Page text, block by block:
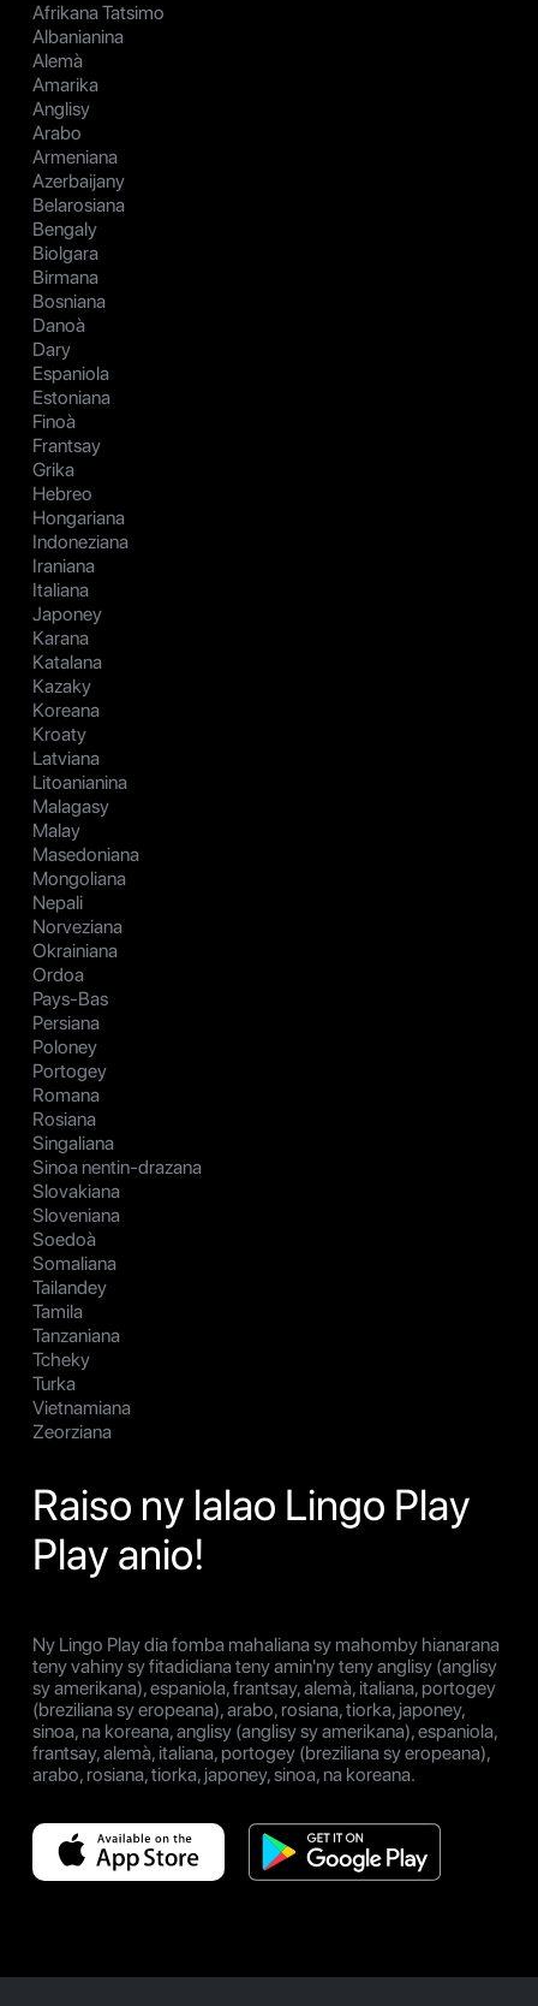
Afrikana Tatsimo
Albanianina
Alemà
Amarika
Anglisy
Arabo
Armeniana
Azerbaijany
Belarosiana
Bengaly
Biolgara
Birmana
Bosniana
Danoà
Dary
Espaniola
Estoniana
Finoà
Frantsay
Grika
Hebreo
Hongariana
Indoneziana
Iraniana
Italiana
Japoney
Karana
Katalana
Kazaky
Koreana
Kroaty
Latviana
Litoanianina
Malagasy
Malay
Masedoniana
Mongoliana
Nepali
Norveziana
Okrainiana
Ordoa
Pays-Bas
Persiana
Poloney
Portogey
Romana
Rosiana
Singaliana
Sinoa nentin-drazana
Slovakiana
Sloveniana
Soedoà
Somaliana
Tailandey
Tamila
Tanzaniana
Tcheky
Turka
Vietnamiana
Zeorziana
Raiso ny lalao Lingo Play
Play anio!
Ny Lingo Play dia fomba mahaliana sy mahomby hianarana
teny vahiny sy fitadidiana teny amin'ny teny anglisy (anglisy
sy amerikana), espaniola, frantsay, alemà, italiana, portogey
(breziliana sy eropeana), arabo, rosiana, tiorka, japoney,
sinoa, na koreana, anglisy (anglisy sy amerikana), espaniola,
frantsay, alemà, italiana, portogey (breziliana sy eropeana),
arabo, rosiana, tiorka, japoney, sinoa, na koreana.